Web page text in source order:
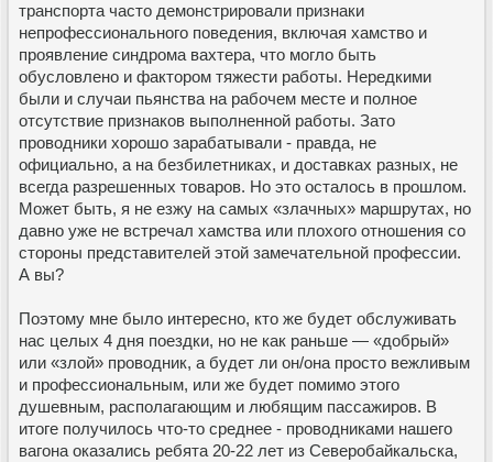
транспорта часто демонстрировали признаки
непрофессионального поведения, включая хамство и
проявление синдрома вахтера, что могло быть
обусловлено и фактором тяжести работы. Нередкими
были и случаи пьянства на рабочем месте и полное
отсутствие признаков выполненной работы. Зато
проводники хорошо зарабатывали - правда, не
официально, а на безбилетниках, и доставках разных, не
всегда разрешенных товаров. Но это осталось в прошлом.
Может быть, я не езжу на самых «злачных» маршрутах, но
давно уже не встречал хамства или плохого отношения со
стороны представителей этой замечательной профессии.
А вы?
Поэтому мне было интересно, кто же будет обслуживать
нас целых 4 дня поездки, но не как раньше — «добрый»
или «злой» проводник, а будет ли он/она просто вежливым
и профессиональным, или же будет помимо этого
душевным, располагающим и любящим пассажиров. В
итоге получилось что-то среднее - проводниками нашего
вагона оказались ребята 20-22 лет из Северобайкальска,